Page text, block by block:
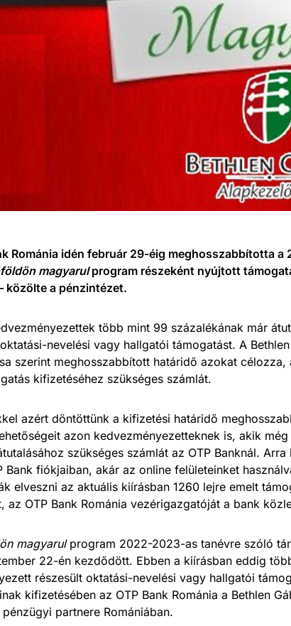
Románia idén február 29-éig meghosszabbította
magyarulprogram részeként nyújtott
közölte a pénzintézet.
több mint 99 százalékának már
nevelési vagy hallgatói támogatást. A
szerint meghosszabbított határidő azokat
kifizetéséhez szükséges számlát.
azért döntöttünk a kifizetési határidő
azon kedvezményezetteknek is, akik
szükséges számlát az OTP Banknál.
Bank fiókjaiban, akár az online felületeinket
elveszni az aktuális kiírásban 1260 lejre emelt
az OTP Bank Románia vezérigazgatóját a bank
magyarulprogram 2022-2023-as tanévre szóló
22-én kezdődött. Ebben a kiírásban eddig
részesült oktatási-nevelési vagy hallgatói
kifizetésében az OTP Bank Románia a Bethlen
partnere Romániában.